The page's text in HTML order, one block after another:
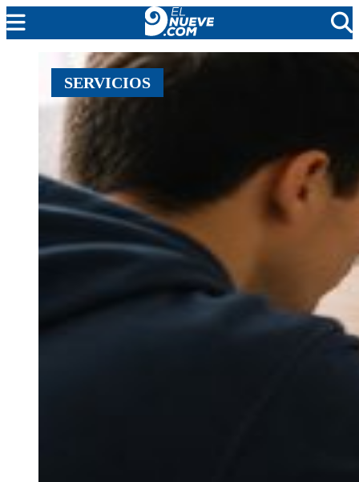
MENDOZA
CADA DÍA
ARGENTINA
PROTAGONISTAS
EL NUEVE STREAMS
PROGRAMACIÓN
SERVICIOS